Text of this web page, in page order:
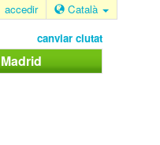
accedir Català
canviar ciutat